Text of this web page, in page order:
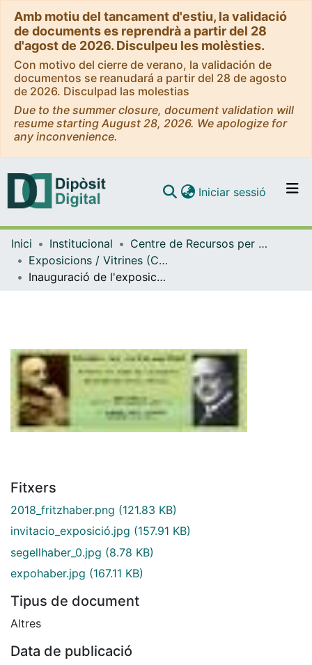
Amb motiu del tancament d'estiu, la validació
de documents es reprendrà a partir del 28
d'agost de 2026. Disculpeu les molèsties.
Con motivo del cierre de verano, la validación de
documentos se reanudará a partir del 28 de agosto
de 2026. Disculpad las molestias
Due to the summer closure, document validation will
resume starting August 28, 2026. We apologize for
any inconvenience.
Navega per tot el DD
Com publicar
Iniciar sessió (current)
Inici Institucional
Centre de Recursos per a l'Aprenentatge i la Investigació (CRAI-UB) - Institucional
Exposicions / Vitrines (CRAI-UB)
Inauguració de l'exposició Fritz Haber, cara i creu d'un premi Nobel al CRAI Biblioteca de Física i Química. (Octubre 2018)
Fitxers
2018_fritzhaber.png (121.83 KB)
invitacio_exposició.jpg (157.91 KB)
segellhaber_0.jpg (8.78 KB)
expohaber.jpg (167.11 KB)
Tipus de document
Altres
Data de publicació